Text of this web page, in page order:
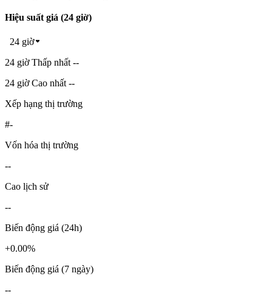
Hiệu suất giá (24 giờ)
24 giờ
24 giờ Thấp nhất --
24 giờ Cao nhất --
Xếp hạng thị trường
#-
Vốn hóa thị trường
--
Cao lịch sử
--
Biến động giá (24h)
+0.00%
Biến động giá (7 ngày)
--